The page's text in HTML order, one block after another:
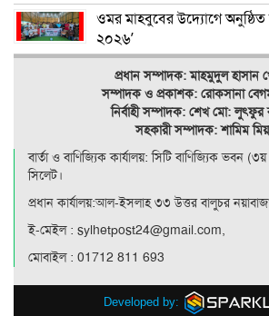
ওমর মাহবুবের উদ্যোগে
২০২৬’
প্রধান সম্পাদক: মাহমুদুল হাসান
সম্পাদক ও প্রকাশক: রোকসানা
নির্বাহী সম্পাদক: শেখ মো: লুৎফুর
সহকারী সম্পাদক: শামিম
বার্তা ও বাণিজ্যিক কার্যালয়: সিটি বাণিজ‍্যিক ভবন
সিলেট।
প্রধান কার্যালয়:আল-ইসলাহ ৩৩ উত্তর বালুচর
ই-মেইল : sylhetpost24@gmail.com,
মোবাইল : 01712 811 693
Developed by: